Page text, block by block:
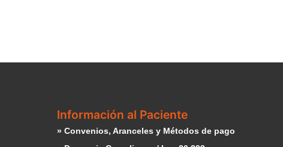
Información al Paciente
» Convenios, Aranceles y Métodos de pago